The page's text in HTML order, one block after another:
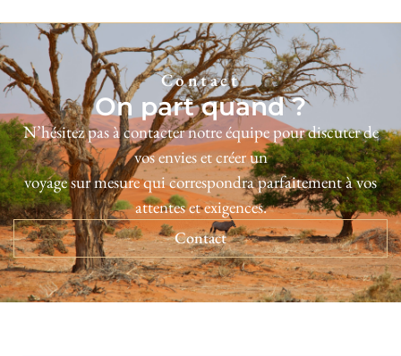
Contact
On part quand ?
N’hésitez pas à contacter notre équipe pour discuter de
vos envies et créer un
voyage sur mesure qui correspondra parfaitement à vos
attentes et exigences.
Contact